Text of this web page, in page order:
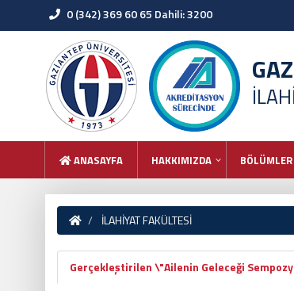
0 (342) 369 60 65 Dahili: 3200
ANASAYFA HAKKIMIZDA BÖLÜMLER
İLAHİYAT FAKÜLTESİ
Gerçekleştirilen \"Ailenin Geleceği